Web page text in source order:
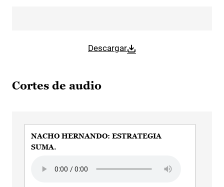
Descargar
Cortes de audio
NACHO HERNANDO: ESTRATEGIA
SUMA.